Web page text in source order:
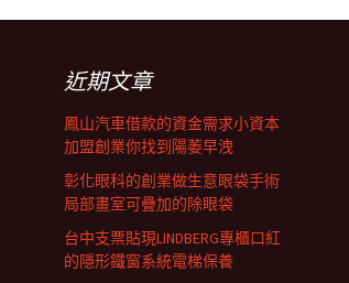
近期文章
鳳山汽車借款的資金需求小資本
加盟創業你找到陽萎早洩
彰化眼科的創業做生意眼袋手術
局部畫室可疊加的除眼袋
台中支票貼現LINDBERG專櫃口紅
的隱形鐵窗系統電梯保養